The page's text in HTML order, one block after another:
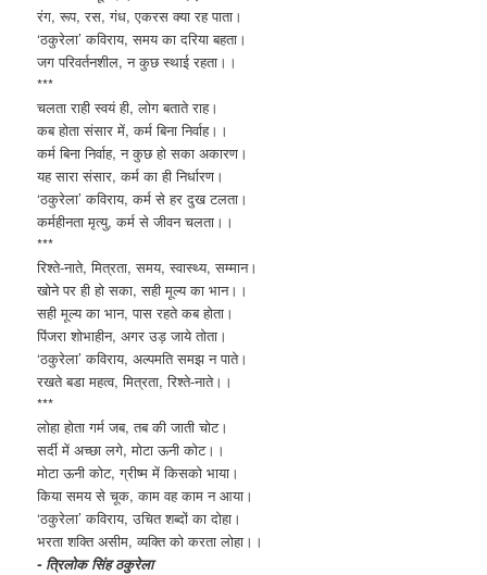
रंग, रूप, रस, गंध, एकरस क्या रह पाता।
‘ठकुरेला’ कविराय, समय का दरिया बहता।
जग परिवर्तनशील, न कुछ स्थाई रहता।।
***
चलता राही स्वयं ही, लोग बताते राह।
कब होता संसार में, कर्म बिना निर्वाह।।
कर्म बिना निर्वाह, न कुछ हो सका अकारण।
यह सारा संसार, कर्म का ही निर्धारण।
‘ठकुरेला’ कविराय, कर्म से हर दुख टलता।
कर्महीनता मृत्यु, कर्म से जीवन चलता।।
***
रिश्ते-नाते, मित्रता, समय, स्वास्थ्य, सम्मान।
खोने पर ही हो सका, सही मूल्य का भान।।
सही मूल्य का भान, पास रहते कब होता।
पिंजरा शोभाहीन, अगर उड़ जाये तोता।
‘ठकुरेला’ कविराय, अल्पमति समझ न पाते।
रखते बडा महत्व, मित्रता, रिश्ते-नाते।।
***
लोहा होता गर्म जब, तब की जाती चोट।
सर्दी में अच्छा लगे, मोटा ऊनी कोट।।
मोटा ऊनी कोट, ग्रीष्म में किसको भाया।
किया समय से चूक, काम वह काम न आया।
‘ठकुरेला’ कविराय, उचित शब्दों का दोहा।
भरता शक्ति असीम, व्यक्ति को करता लोहा।।
- त्रिलोक सिंह ठकुरेला